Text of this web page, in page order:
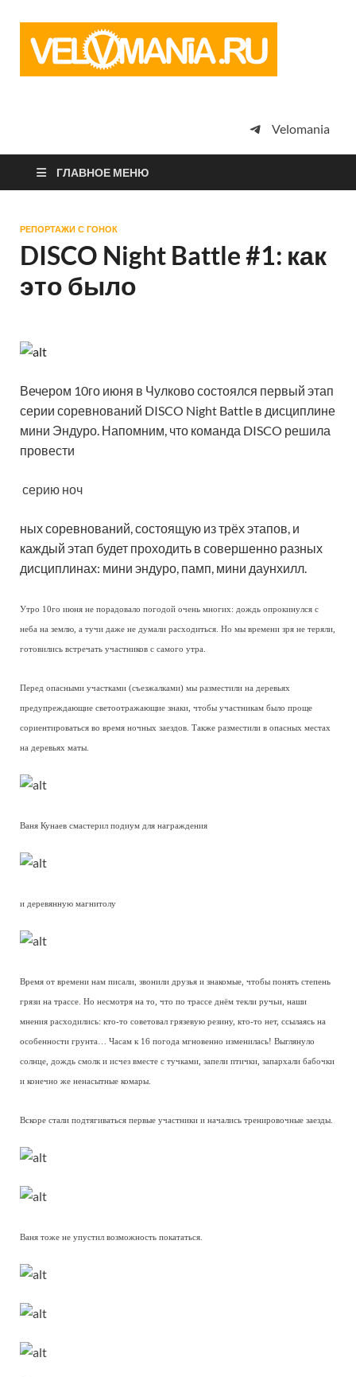
просто
Velomania
ГЛАВНОЕ МЕНЮ
РЕПОРТАЖИ С ГОНОК
DISCO Night Battle #1: как
это было
Вечером 10го июня в Чулково состоялся первый этап
серии соревнований DISCO Night Battle в дисциплине
мини Эндуро. Напомним, что команда DISCO решила
провести
серию ноч
ных соревнований, состоящую из трёх этапов, и
каждый этап будет проходить в совершенно разных
дисциплинах: мини эндуро, памп, мини даунхилл.
Утро 10го июня не порадовало погодой очень многих: дождь опрокинулся с
неба на землю, а тучи даже не думали расходиться. Но мы времени зря не теряли,
готовились встречать участников с самого утра.
Перед опасными участками (съезжалками) мы разместили на деревьях
предупреждающие светоотражающие знаки, чтобы участникам было проще
сориентироваться во время ночных заездов. Также разместили в опасных местах
на деревьях маты.
Ваня Кунаев смастерил подиум для награждения
и деревянную магнитолу
Время от времени нам писали, звонили друзья и знакомые, чтобы понять степень
грязи на трассе. Но несмотря на то, что по трассе днём текли ручьи, наши
мнения расходились: кто-то советовал грязевую резину, кто-то нет, ссылаясь на
особенности грунта… Часам к 16 погода мгновенно изменилась! Выглянуло
солнце, дождь смолк и исчез вместе с тучками, запели птички, запархали бабочки
и конечно же ненасытные комары.
Вскоре стали подтягиваться первые участники и начались тренировочные заезды.
Ваня тоже не упустил возможность покататься.